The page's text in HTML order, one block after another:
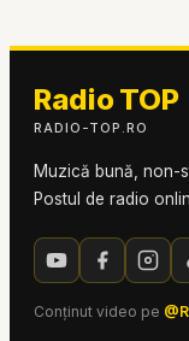
Radio TOP
RADIO-TOP.RO
Muzică bună, non-
Postul de radio
Conținut video pe